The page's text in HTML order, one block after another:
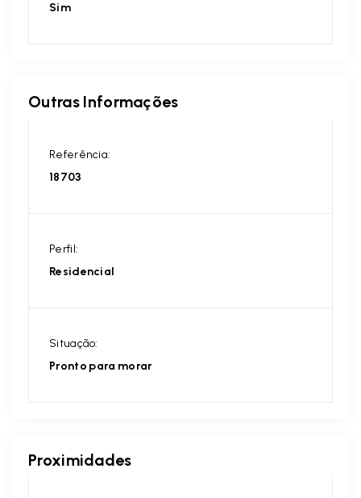
Sim
Outras Informações
Referência:
18703
Perfil:
Residencial
Situação:
Pronto para morar
Proximidades